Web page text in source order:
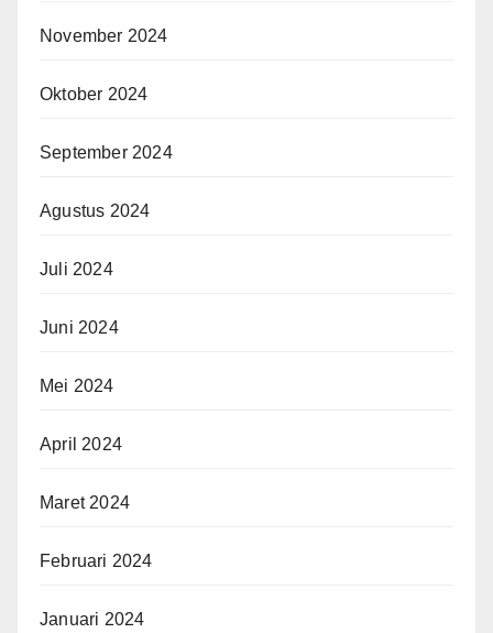
November 2024
Oktober 2024
September 2024
Agustus 2024
Juli 2024
Juni 2024
Mei 2024
April 2024
Maret 2024
Februari 2024
Januari 2024